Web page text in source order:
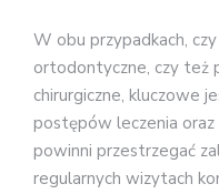
W obu przypadkach,
ortodontyczne, czy też
chirurgiczne, kluczowe
postępów leczenia oraz
powinni przestrzegać
regularnych wizytach